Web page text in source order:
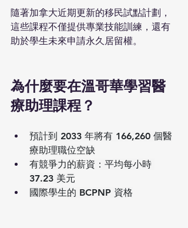
隨著加拿大近期更新的移民試點計劃，
這些課程不僅提供專業技能訓練，還有
助於學生未來申請永久居留權。
為什麼要在溫哥華學習醫
療助理課程？
預計到 2033 年將有 166,260 個醫
療助理職位空缺
有競爭力的薪資：平均每小時
37.23 美元
國際學生的 BCPNP 資格